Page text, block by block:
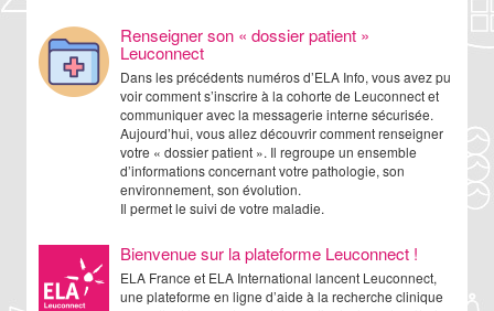
Renseigner son « dossier patient »
Leuconnect
Dans les précédents numéros d’ELA Info, vous avez pu
voir comment s’inscrire à la cohorte de Leuconnect et
communiquer avec la messagerie interne sécurisée.
Aujourd’hui, vous allez découvrir comment renseigner
votre « dossier patient ». Il regroupe un ensemble
d’informations concernant votre pathologie, son
environnement, son évolution.
Il permet le suivi de votre maladie.
Bienvenue sur la plateforme Leuconnect !
ELA France et ELA International lancent Leuconnect,
une plateforme en ligne d’aide à la recherche clinique